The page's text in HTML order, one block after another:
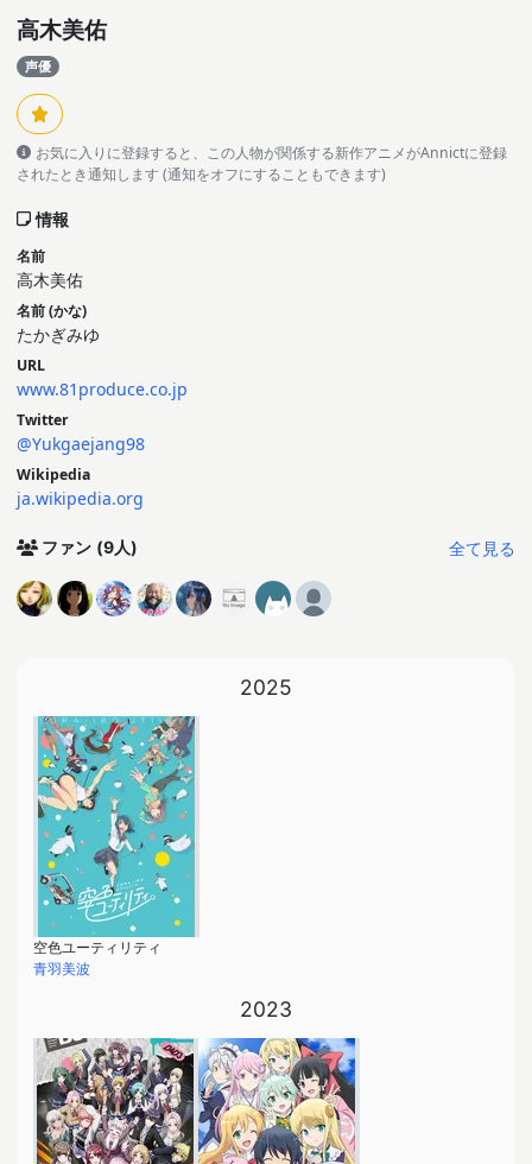
高木美佑
声優
お気に入りに登録すると、この人物が関係する新作アニメがAnnictに登録
されたとき通知します (通知をオフにすることもできます)
情報
名前
高木美佑
名前 (かな)
たかぎみゆ
URL
www.81produce.co.jp
Twitter
@Yukgaejang98
Wikipedia
ja.wikipedia.org
ファン (9人) 全て見る
2025
空色ユーティリティ
青羽美波
2023